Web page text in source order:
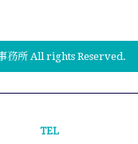
務所 All rights Reserved.
TEL